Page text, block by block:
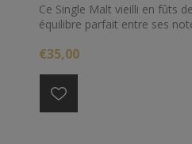
Ce Single Malt vieilli en fûts
équilibre parfait entre ses
€35,00